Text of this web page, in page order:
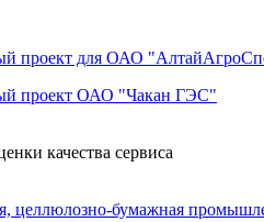
проект для ОАО
проект ОАО "Чакан ГЭС"
качества сервиса
целлюлозно-бумажная